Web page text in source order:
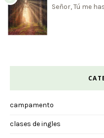
Señor, Tú me
campamento
clases de ingles